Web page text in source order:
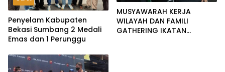
Penyelam Kabupaten
Bekasi Sumbang 2 Medali
Emas dan 1 Perunggu
MUSYAWARAH KERJA
WILAYAH DAN FAMILI
GATHERING IKATAN